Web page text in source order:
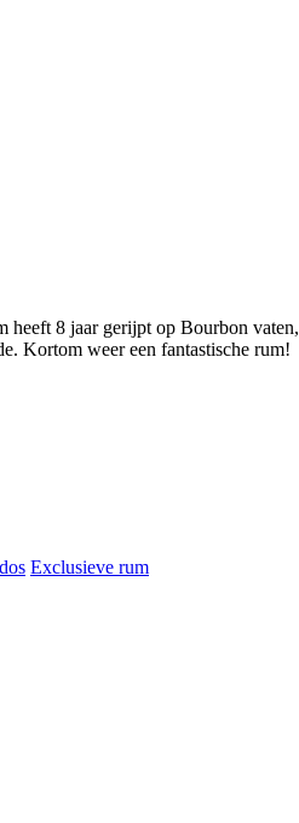
8 jaar gerijpt op Bourbon
Kortom weer een fantastische rum!
Exclusieve rum